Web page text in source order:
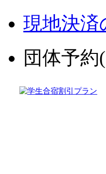
現地決済
団体予約